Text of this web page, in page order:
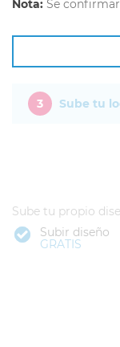
Nota: Se
3 Sube tu
Sube tu propio
Subir diseño
GRATIS